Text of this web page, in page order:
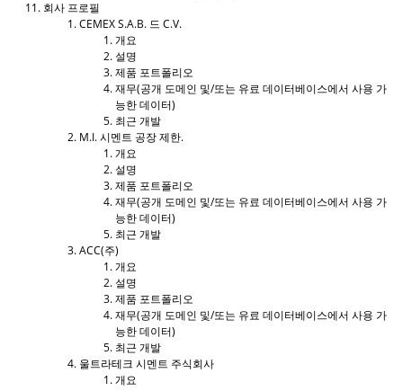
회사 프로필
CEMEX S.A.B. 드 C.V.
개요
설명
제품 포트폴리오
재무(공개 도메인 및/또는 유료 데이터베이스에서 사용 가
능한 데이터)
최근 개발
M.I. 시멘트 공장 제한.
개요
설명
제품 포트폴리오
재무(공개 도메인 및/또는 유료 데이터베이스에서 사용 가
능한 데이터)
최근 개발
ACC(주)
개요
설명
제품 포트폴리오
재무(공개 도메인 및/또는 유료 데이터베이스에서 사용 가
능한 데이터)
최근 개발
울트라테크 시멘트 주식회사
개요